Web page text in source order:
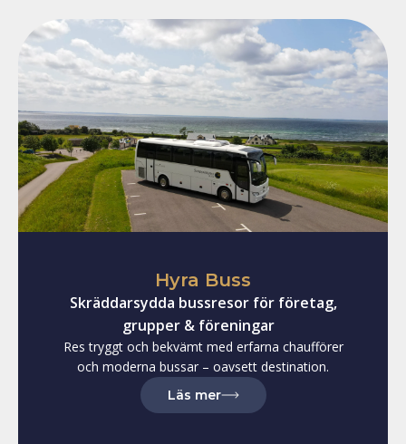
Hyra Buss
Skräddarsydda bussresor för företag,
grupper & föreningar
Res tryggt och bekvämt med erfarna chaufförer
och moderna bussar – oavsett destination.
Läs merom att hyra buss